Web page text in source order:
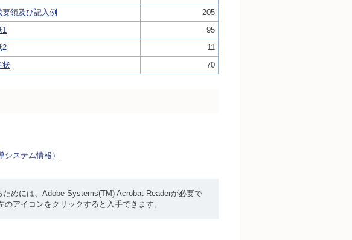
領及び記入例
205
1
95
2
11
状
70
ステム情報）
めには、Adobe Systems(TM) Acrobat Readerが必要で
のアイコンをクリックすると入手できます。